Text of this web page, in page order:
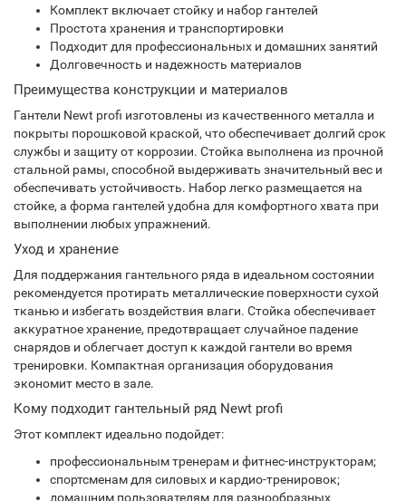
Комплект включает стойку и набор гантелей
Простота хранения и транспортировки
Подходит для профессиональных и домашних занятий
Долговечность и надежность материалов
Преимущества конструкции и материалов
Гантели Newt profi изготовлены из качественного металла и
покрыты порошковой краской, что обеспечивает долгий срок
службы и защиту от коррозии. Стойка выполнена из прочной
стальной рамы, способной выдерживать значительный вес и
обеспечивать устойчивость. Набор легко размещается на
стойке, а форма гантелей удобна для комфортного хвата при
выполнении любых упражнений.
Уход и хранение
Для поддержания гантельного ряда в идеальном состоянии
рекомендуется протирать металлические поверхности сухой
тканью и избегать воздействия влаги. Стойка обеспечивает
аккуратное хранение, предотвращает случайное падение
снарядов и облегчает доступ к каждой гантели во время
тренировки. Компактная организация оборудования
экономит место в зале.
Кому подходит гантельный ряд Newt profi
Этот комплект идеально подойдет:
профессиональным тренерам и фитнес-инструкторам;
спортсменам для силовых и кардио-тренировок;
домашним пользователям для разнообразных